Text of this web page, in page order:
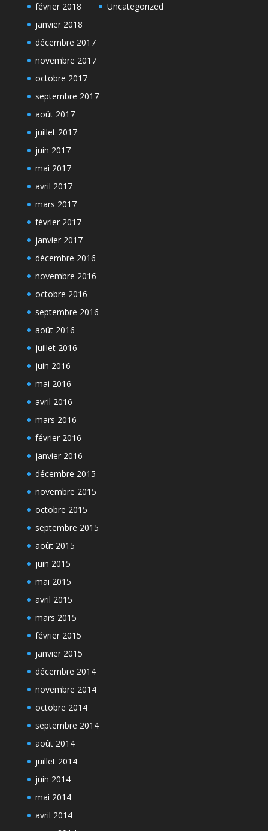
février 2018
janvier 2018
décembre 2017
novembre 2017
octobre 2017
septembre 2017
août 2017
juillet 2017
juin 2017
mai 2017
avril 2017
mars 2017
février 2017
janvier 2017
décembre 2016
novembre 2016
octobre 2016
septembre 2016
août 2016
juillet 2016
juin 2016
mai 2016
avril 2016
mars 2016
février 2016
janvier 2016
décembre 2015
novembre 2015
octobre 2015
septembre 2015
août 2015
juin 2015
mai 2015
avril 2015
mars 2015
février 2015
janvier 2015
décembre 2014
novembre 2014
octobre 2014
septembre 2014
août 2014
juillet 2014
juin 2014
mai 2014
avril 2014
Uncategorized